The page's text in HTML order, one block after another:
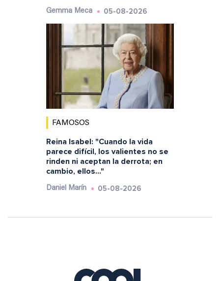
Gemma Meca 05-08-2026
FAMOSOS
Reina Isabel: "Cuando la vida
parece difícil, los valientes no se
rinden ni aceptan la derrota; en
cambio, ellos..."
Daniel Marín 05-08-2026